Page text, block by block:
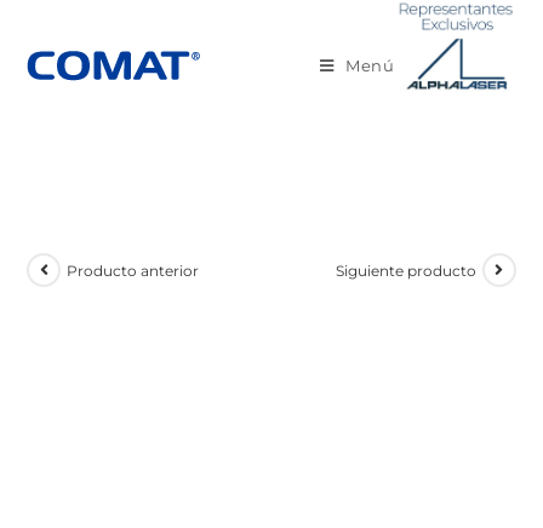
Menú
Producto anterior Siguiente producto